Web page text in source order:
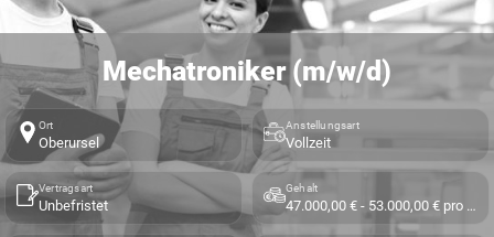
Mechatroniker (m/w/d)
Ort
Oberursel
Anstellungsart
Vollzeit
Vertragsart
Unbefristet
Gehalt
47.000,00 € - 53.000,00 € pro Jahr